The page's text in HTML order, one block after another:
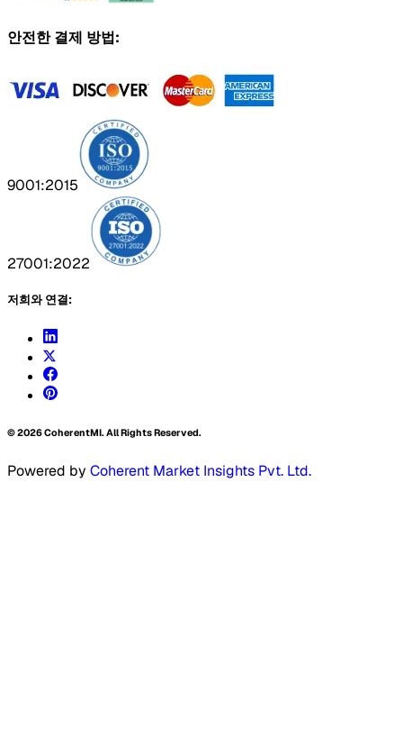
안전한 결제 방법:
9001:2015
27001:2022
저희와 연결:
©2026CoherentMI. All Rights Reserved.
Powered by Coherent Market Insights Pvt. Ltd.